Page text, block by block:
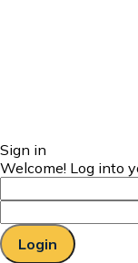
Sign in
Welcome! Log into